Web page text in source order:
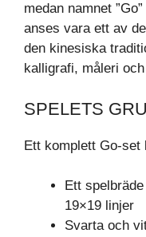
medan namnet
anses vara ett av
den kinesiska
kalligrafi, måleri
SPELETS
Ett komplett Go-set
Ett
19×19 linjer
Svarta och